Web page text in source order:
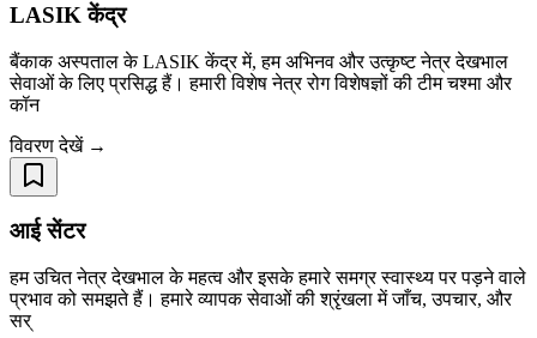
LASIK केंद्र
बैंकाक अस्पताल के LASIK केंद्र में, हम अभिनव और उत्कृष्ट नेत्र देखभाल
सेवाओं के लिए प्रसिद्ध हैं। हमारी विशेष नेत्र रोग विशेषज्ञों की टीम चश्मा और
कॉन
विवरण देखें →
आई सेंटर
हम उचित नेत्र देखभाल के महत्व और इसके हमारे समग्र स्वास्थ्य पर पड़ने वाले
प्रभाव को समझते हैं। हमारे व्यापक सेवाओं की श्रृंखला में जाँच, उपचार, और
सर्